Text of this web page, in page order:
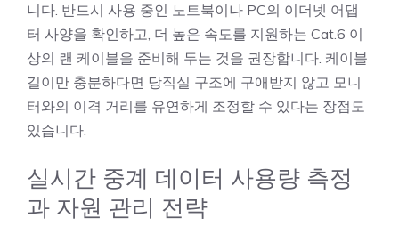
니다. 반드시 사용 중인 노트북이나 PC의 이더넷 어댑
터 사양을 확인하고, 더 높은 속도를 지원하는 Cat.6 이
상의 랜 케이블을 준비해 두는 것을 권장합니다. 케이블
길이만 충분하다면 당직실 구조에 구애받지 않고 모니
터와의 이격 거리를 유연하게 조정할 수 있다는 장점도
있습니다.
실시간 중계 데이터 사용량 측정
과 자원 관리 전략